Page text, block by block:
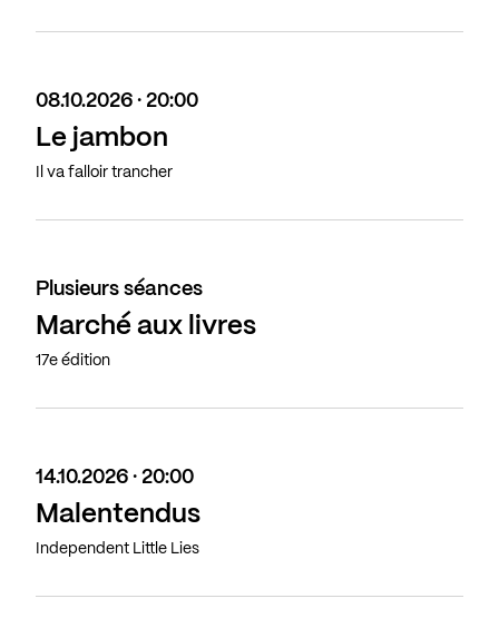
08.10.2026 · 20:00
Le jambon
Il va falloir trancher
Plusieurs séances
Marché aux livres
17e édition
14.10.2026 · 20:00
Malentendus
Independent Little Lies